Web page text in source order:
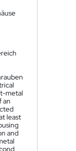
metal
an
least
and